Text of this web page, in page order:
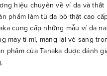
hiệu chuyên về ví da và thắt
phẩm làm từ da bò thật cao
cung cấp những mẫu ví da
may tỉ mỉ, mang lại vẻ sang
phẩm của Tanaka được đánh